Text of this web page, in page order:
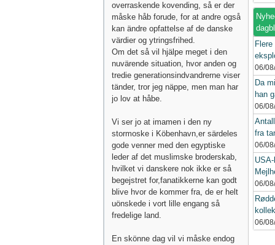
overraskende kovending, så er der
måske håb forude, for at andre også
kan ändre opfattelse af de danske
värdier og ytringsfrihed.
Om det så vil hjälpe meget i den
nuvärende situation, hvor anden og
tredie generationsindvandrerne viser
tänder, tror jeg näppe, men man har
jo lov at håbe.
Vi ser jo at imamen i den ny
stormoske i Köbenhavn,er särdeles
gode venner med den egyptiske
leder af det muslimske broderskab,
hvilket vi danskere nok ikke er så
begejstret for,fanatikkerne kan godt
blive hvor de kommer fra, de er helt
uönskede i vort lille engang så
fredelige land.
En skönne dag vil vi måske endog
06/
Da
han
06/
fra
06/
06/
06/